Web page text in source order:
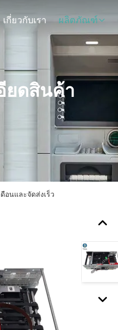
เกี่ยวกับเรา ผลิตภัณฑ์
ยดสินค้า
อนและจัดส่งเร็ว